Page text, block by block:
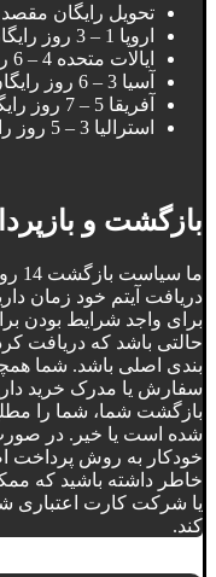
تحویل رایگان مقصد
اروپا 1 – 3 روز رایگان
ایالات متحده 4 – 6 روز رایگان
آسیا 3 – 6 روز رایگان
آفریقا 5 – 7 روز رایگان
استرالیا 3 – 5 روز رایگان
بازگشت و
دریافت آیتم خود زمان
برای واجد شرایط بودن
حالتی باشد که دریافت
بندی اصلی باشد. شما
سفارش یا مدرک خرید
بازگشت شما، شما را مطلع
شده است یا خیر. در
خودکار به روش پرداخت
خاطر داشته باشید که
یا شرکت کارت اعتباری
کند.